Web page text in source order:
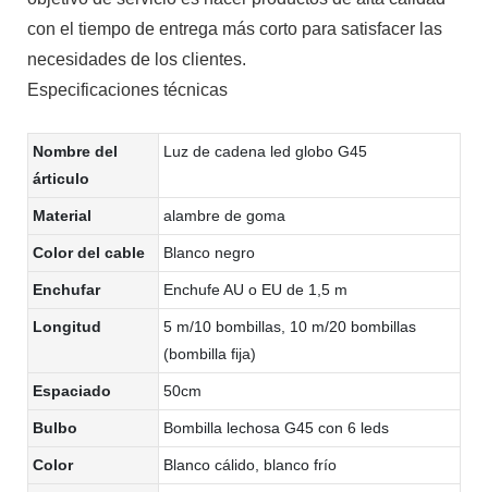
con el tiempo de entrega más corto para satisfacer las
necesidades de los clientes.
Especificaciones técnicas
Nombre del
árticulo
Luz de cadena led globo G45
Material alambre de goma
Color del cable Blanco negro
Enchufar Enchufe AU o EU de 1,5 m
Longitud
5 m/10 bombillas, 10 m/20 bombillas
(bombilla fija)
Espaciado 50cm
Bulbo Bombilla lechosa G45 con 6 leds
Color Blanco cálido, blanco frío